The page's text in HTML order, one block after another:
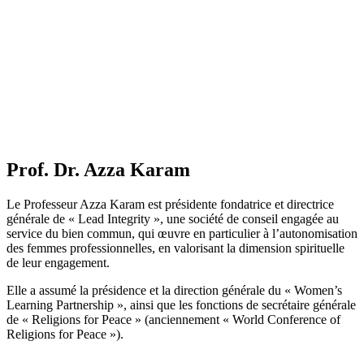
Prof. Dr. Azza Karam
Le Professeur Azza Karam est présidente fondatrice et directrice
générale de « Lead Integrity », une société de conseil engagée au
service du bien commun, qui œuvre en particulier à l’autonomisation
des femmes professionnelles, en valorisant la dimension spirituelle
de leur engagement.
Elle a assumé la présidence et la direction générale du « Women’s
Learning Partnership », ainsi que les fonctions de secrétaire générale
de « Religions for Peace » (anciennement « World Conference of
Religions for Peace »).